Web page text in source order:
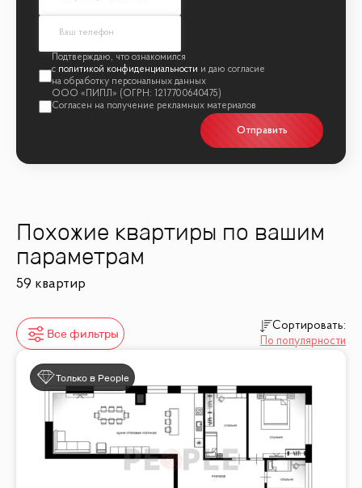
политикой конфиденциальности
Отправить
Похожие квартиры по вашим
параметрам
59 квартир
Все фильтры
Сортировать:
По популярности
Только в People